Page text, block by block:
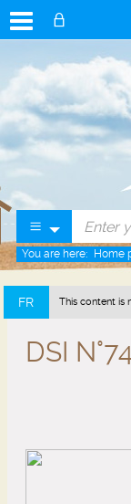
You are here: Home
FR This content is
DSI